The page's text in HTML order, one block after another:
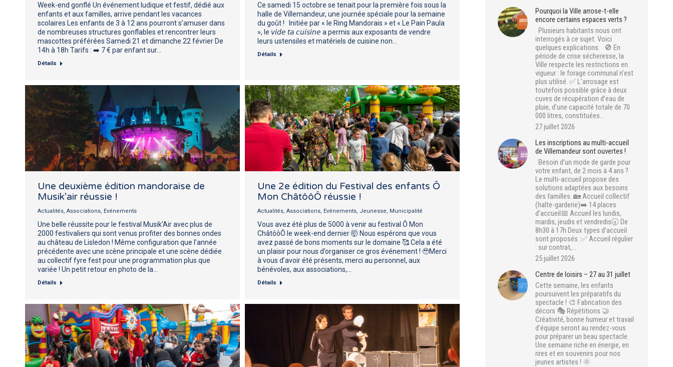
Week-end gonflé Un événement ludique et festif, dédié aux
enfants et aux familles, arrive pendant les vacances
scolaires Les enfants de 3 à 12 ans pourront s’amuser dans
de nombreuses structures gonflables et rencontrer leurs
mascottes préférées Samedi 21 et dimanche 22 février De
14h à 18h Tarifs : ➡️ 7 € par enfant sur…
Détails
Ce samedi 15 octobre se tenait pour la première fois sous la
halle de Villemandeur, une journée spéciale pour la semaine
du goût ! Initiée par « le Ring Mandorais » et « Le Pain Paula
», le 𝘷𝘪𝘥𝘦 𝘵𝘢 𝘤𝘶𝘪𝘴𝘪𝘯𝘦 a permis aux exposants de vendre
leurs ustensiles et matériels de cuisine non…
Détails
Une deuxième édition mandoraise de
Musik’air réussie !
Actualités Associations Evénements
Une belle réussite pour le festival Musik’Air avec plus de
2000 festivaliers qui sont venus profiter des bonnes ondes
au château de Lisledon ! Même configuration que l’année
précédente avec une scène principale et une scène dédiée
au collectif fyre fest pour une programmation plus que
variée ! Un petit retour en photo de la…
Détails
Une 2e édition du Festival des enfants Ô
Mon ChâtôôÔ réussie !
Actualités Associations Evénements Jeunesse Municipalité
Vous avez été plus de 5000 à venir au festival Ô Mon
ChâtôôÔ le week-end dernier 🤯 Nous espérons que vous
avez passé de bons moments sur le domaine 🥰 Cela a été
un plaisir pour nous d’organiser ce gros événement ! 🥹Merci
à vous d’avoir été présents, merci au personnel, aux
bénévoles, aux associations,…
Détails
Pourquoi la Ville arrose-t-elle
encore certains espaces verts ?
Plusieurs habitants nous ont
interrogés à ce sujet. Voici
quelques explications. 🚫 En
période de crise sécheresse, la
Ville respecte les restrictions en
vigueur : le forage communal n’est
plus utilisé. ✅ L’arrosage est
toutefois possible grâce à deux
cuves de récupération d’eau de
pluie, d’une capacité totale de 70
000 litres, constituées…
27 juillet 2026
Les inscriptions au multi-accueil
de Villemandeur sont ouvertes !
Besoin d’un mode de garde pour
votre enfant, de 2 mois à 4 ans ?
Le multi-accueil propose des
solutions adaptées aux besoins
des familles. 🏡 Accueil collectif
(halte-garderie)➡️ 14 places
d’accueil📅 Accueil les lundis,
mardis, jeudis et vendredis🕣 De
8h30 à 17h Deux types d’accueil
sont proposés :✅ Accueil régulier
: sur contrat,…
25 juillet 2026
Centre de loisirs – 27 au 31 juillet
Cette semaine, les enfants
poursuivent les préparatifs du
spectacle ! 🎨 Fabrication des
décors 🎭 Répétitions 🤝
Créativité, bonne humeur et travail
d’équipe seront au rendez-vous
pour préparer un beau spectacle.
Une semaine riche en énergie, en
rires et en souvenirs pour nos
jeunes artistes ! 🌞